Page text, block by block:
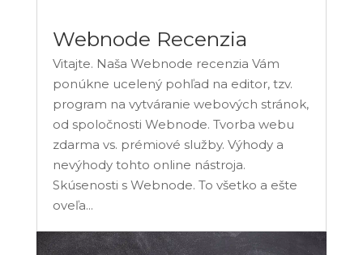
Webnode Recenzia
Vitajte. Naša Webnode recenzia Vám
ponúkne ucelený pohľad na editor, tzv.
program na vytváranie webových stránok,
od spoločnosti Webnode. Tvorba webu
zdarma vs. prémiové služby. Výhody a
nevýhody tohto online nástroja.
Skúsenosti s Webnode. To všetko a ešte
oveľa...